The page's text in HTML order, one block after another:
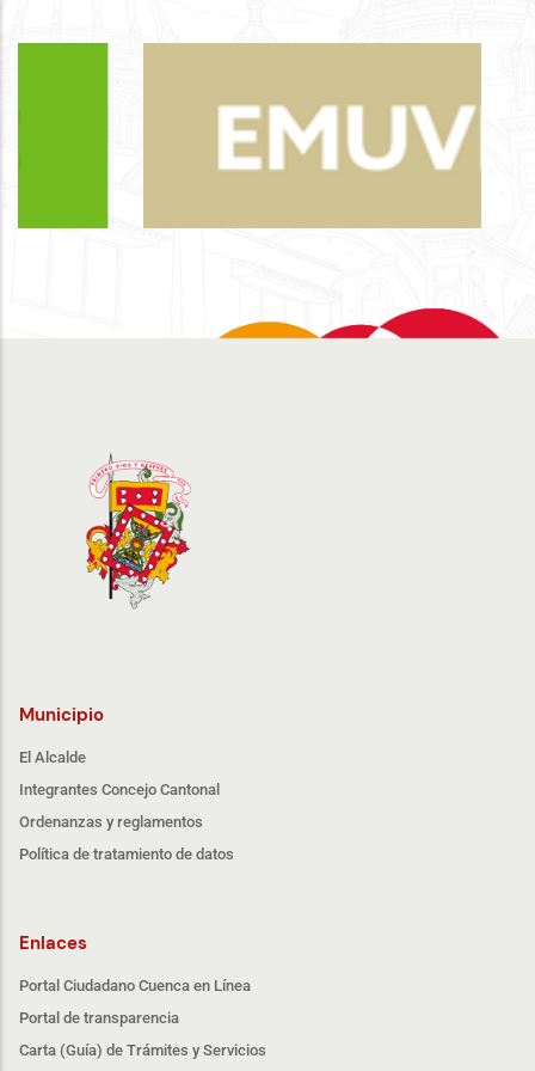
Municipio
El Alcalde
Integrantes Concejo Cantonal
Ordenanzas y reglamentos
Política de tratamiento de datos
Enlaces
Portal Ciudadano Cuenca en Línea
Portal de transparencia
Carta (Guía) de Trámites y Servicios